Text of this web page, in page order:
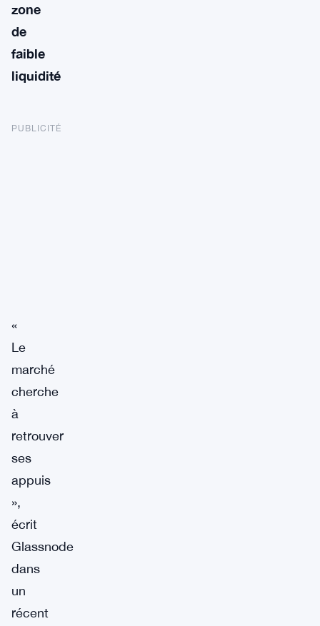
zone
de
faible
liquidité
PUBLICITÉ
«
Le
marché
cherche
à
retrouver
ses
appuis
»,
écrit
Glassnode
dans
un
récent